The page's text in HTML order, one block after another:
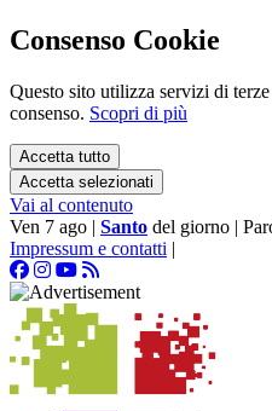
Consenso Cookie
Questo sito utilizza servizi di
consenso. Scopri di più
Accetta tutto
Accetta selezionati
Vai al contenuto
Ven 7 ago | Santo del giorno |
Impressum e contatti |